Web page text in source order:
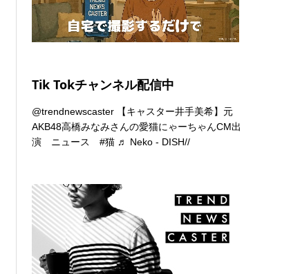
Tik Tokチャンネル配信中
@trendnewscaster 【キャスター井手美希】元
AKB48高橋みなみさんの愛猫にゃーちゃんCM出
演 ニュース#猫 ♬ Neko - DISH//